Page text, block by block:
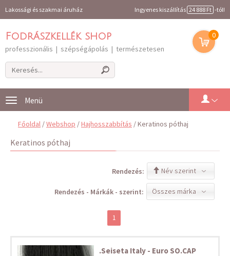
Lakossági és szakmai áruház Ingyenes kiszállítás 24 888 Ft -tól!
Fodrászkellék shop
professzionális | szépségápolás | természetesen
0
Toggle
navigation
Főoldal /Webshop /Hajhosszabbítás / Keratinos póthaj
Keratinos póthaj
Név szerint
Rendezés:
Összes márka
Rendezés - Márkák - szerint:
1
.Seiseta Italy - Euro SO.CAP